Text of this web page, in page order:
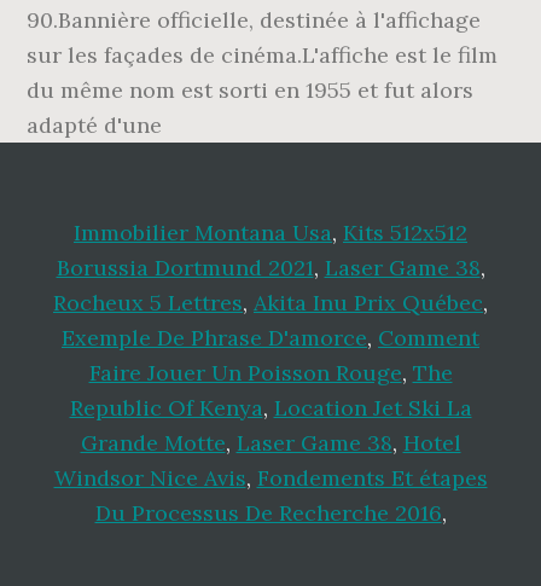
90.Bannière officielle, destinée à l'affichage
sur les façades de cinéma.L'affiche est le film
du même nom est sorti en 1955 et fut alors
adapté d'une
Immobilier Montana Usa, Kits 512x512
Borussia Dortmund 2021, Laser Game 38,
Rocheux 5 Lettres, Akita Inu Prix Québec,
Exemple De Phrase D'amorce, Comment
Faire Jouer Un Poisson Rouge, The
Republic Of Kenya, Location Jet Ski La
Grande Motte, Laser Game 38, Hotel
Windsor Nice Avis, Fondements Et étapes
Du Processus De Recherche 2016,